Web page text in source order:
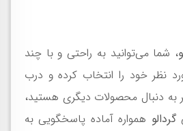
، شما می‌توانید به راحتی و با چند
نظر خود را انتخاب کرده و درب
به دنبال محصولات دیگری هستید،
گردالو همواره آماده پاسخگویی به